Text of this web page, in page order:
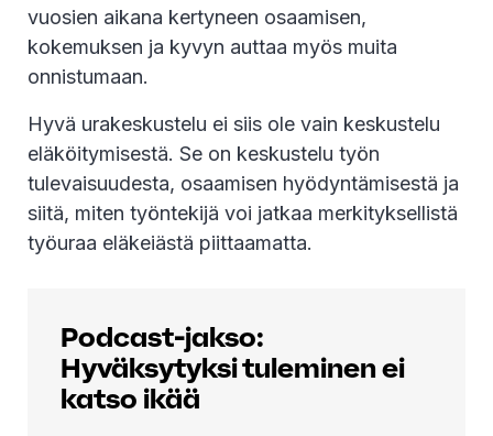
vuosien aikana kertyneen osaamisen,
kokemuksen ja kyvyn auttaa myös muita
onnistumaan.
Hyvä urakeskustelu ei siis ole vain keskustelu
eläköitymisestä. Se on keskustelu työn
tulevaisuudesta, osaamisen hyödyntämisestä ja
siitä, miten työntekijä voi jatkaa merkityksellistä
työuraa eläkeiästä piittaamatta.
Podcast-jakso:
Hyväksytyksi tuleminen ei
katso ikää